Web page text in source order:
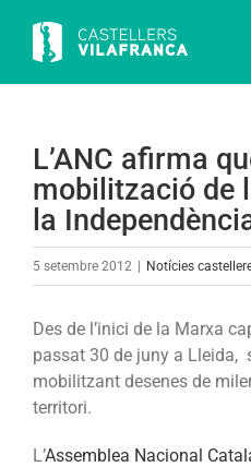
content
L’ANC afirma
mobilització de
la
5 setembre 2012 Notícies
Des de l’inici de la Marxa
passat 30 de juny a Lleida,
mobilitzant desenes de
territori.
L’Assemblea Nacional